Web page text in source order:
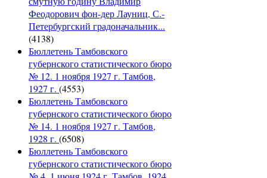
Феодорович фон-дер Лауниц, С.-
Петербургский градоначальник...
(4138)
Бюллетень Тамбовского
губернского статистического бюро
№ 12. 1 ноября 1927 г. Тамбов,
1927 г. (4553)
Бюллетень Тамбовского
губернского статистического бюро
№ 14. 1 ноября 1927 г. Тамбов,
1928 г. (6508)
Бюллетень Тамбовского
губернского статистического бюро